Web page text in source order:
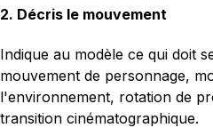
2. Décris le mouvement
Indique au modèle ce qui doit
mouvement de personnage,
l'environnement, rotation de
transition cinématographique.